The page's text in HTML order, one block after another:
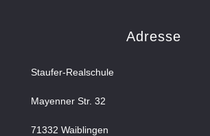
Adresse
Staufer-Realschule
Mayenner Str. 32
71332 Waiblingen